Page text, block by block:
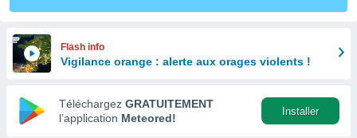
Flash info
Vigilance orange : alerte aux orages violents !
Téléchargez GRATUITEMENT
l’application Meteored!
Installer